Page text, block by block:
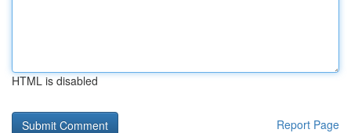
HTML is disabled
Report Page